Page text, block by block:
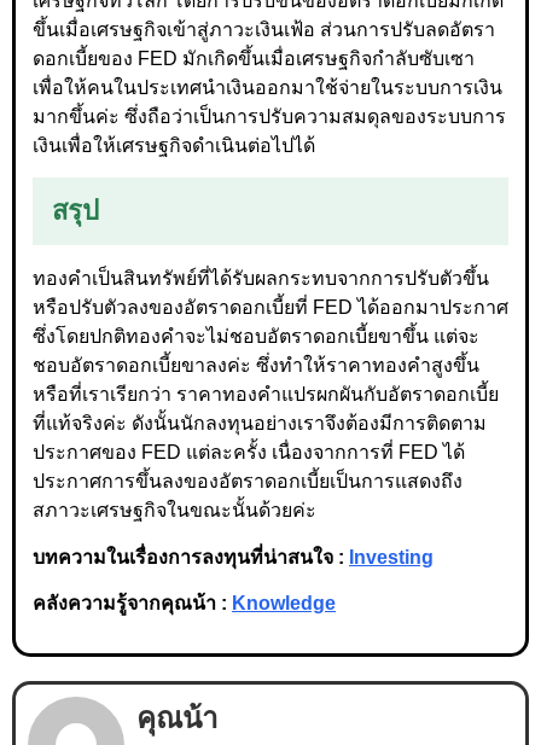
ขึ้นเมื่อเศรษฐกิจเข้าสู่ภาวะเงินเฟ้อ ส่วนการปรับลดอัตรา
ดอกเบี้ยของ FED มักเกิดขึ้นเมื่อเศรษฐกิจกำลับซับเซา
เพื่อให้คนในประเทศนำเงินออกมาใช้จ่ายในระบบการเงิน
มากขึ้นค่ะ ซึ่งถือว่าเป็นการปรับความสมดุลของระบบการ
เงินเพื่อให้เศรษฐกิจดำเนินต่อไปได้
สรุป
ทองคำเป็นสินทรัพย์ที่ได้รับผลกระทบจากการปรับตัวขึ้น
หรือปรับตัวลงของอัตราดอกเบี้ยที่ FED ได้ออกมาประกาศ
ซึ่งโดยปกติทองคำจะไม่ชอบอัตราดอกเบี้ยขาขึ้น แต่จะ
ชอบอัตราดอกเบี้ยขาลงค่ะ ซึ่งทำให้ราคาทองคำสูงขึ้น
หรือที่เราเรียกว่า ราคาทองคำแปรผกผันกับอัตราดอกเบี้ย
ที่แท้จริงค่ะ ดังนั้นนักลงทุนอย่างเราจึงต้องมีการติดตาม
ประกาศของ FED แต่ละครั้ง เนื่องจากการที่ FED ได้
ประกาศการขึ้นลงของอัตราดอกเบี้ยเป็นการแสดงถึง
สภาวะเศรษฐกิจในขณะนั้นด้วยค่ะ
บทความในเรื่องการลงทุนที่น่าสนใจ : Investing
คลังความรู้จากคุณน้า : Knowledge
คุณน้า